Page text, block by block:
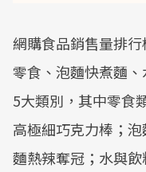
網購食品銷售量排
零食、泡麵快煮麵
5大類別，其中零食
高極細巧克力棒；
麵熱辣奪冠；水與